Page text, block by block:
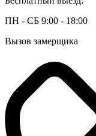
ПН - СБ 9:00 - 18:00
Вызов замерщика